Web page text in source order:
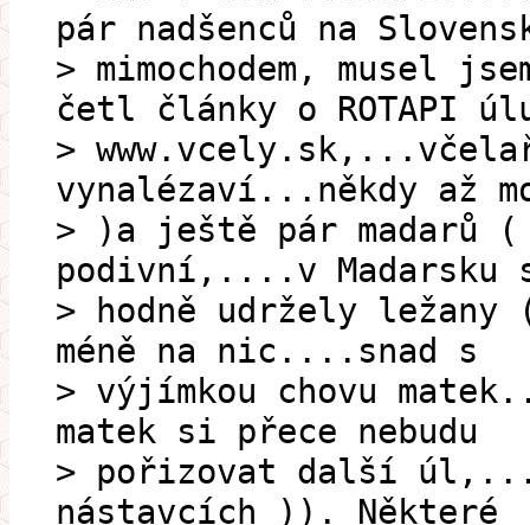
pár nadšenců na
> mimochodem, musel
četl články o ROTAPI
>
vynalézaví...někdy až
> )a ještě pár madarů
podivní,....v Madarsku
> hodně udržely
méně na nic....snad s
> výjímkou chovu
matek si přece nebudu
> pořizovat další
nástavcích )). Některé